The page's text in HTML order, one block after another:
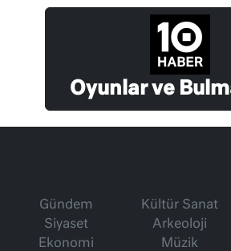
Oyunlar ve
Gündem
Siyaset
Ekonomi
Kültür Sanat
Arkeoloji
Müzik